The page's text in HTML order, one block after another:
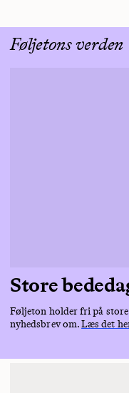
Føljetons verden
Store
Føljeton holder fri på store
nyhedsbrev om.Læs det